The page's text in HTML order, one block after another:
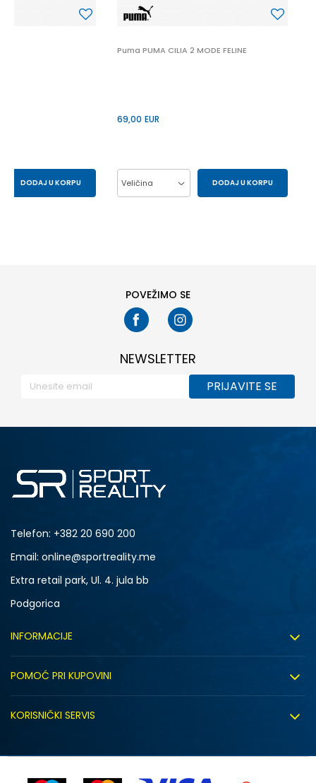
DODAJ U KORPU
Puma PUMA CILIA 2 MODE FELINE
69,00 EUR
Veličina DODAJ U KORPU
POVEŽIMO SE
NEWSLETTER
PRIJAVITE SE
Telefon: +382 20 690 200
Email: online@sportreality.me
Extra retail park, Ul. 4. jula bb
Podgorica
INFORMACIJE
Zapošljavanje
Sindikalna prodaja
POMOĆ PRI KUPOVINI
Kako kupiti
Uputstvo za registraciju
KORISNIČKI SERVIS